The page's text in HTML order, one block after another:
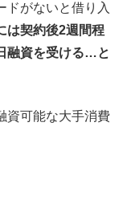
ドがないと借り入
は契約後2週間程
融資を受ける…と
資可能な大手消費